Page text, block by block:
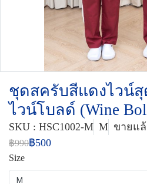
ชุดสครับสีแดงไวน์
ไวน์โบลด์ (Wine
SKU : HSC1002-M M ขายแ
฿990฿500
Size
M